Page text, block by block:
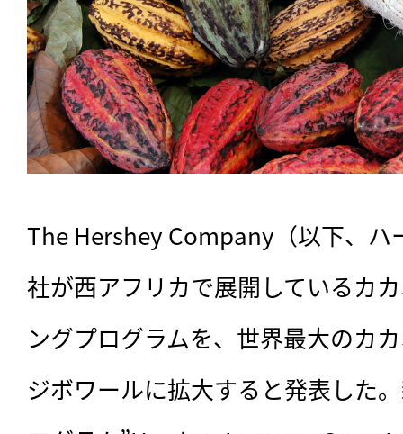
The Hershey Company（以下、ハ
社が西アフリカで展開しているカ
ングプログラムを、世界最大のカ
ジボワールに拡大すると発表した